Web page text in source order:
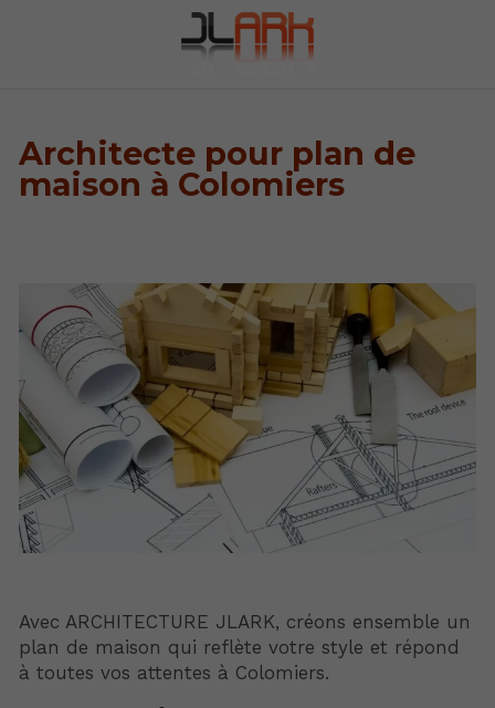
Architecte pour plan de
maison à Colomiers
Avec ARCHITECTURE JLARK, créons ensemble un
plan de maison qui reflète votre style et répond
à toutes vos attentes à Colomiers.